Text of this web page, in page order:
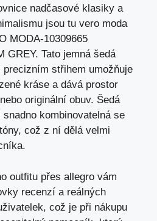
nadčasové klasiky a
jsou tu vero moda
MODA-10309665
GREY. Tato jemná šedá
precizním střihem umožňuje
kráse a dává prostor
originální obuv. Šedá
kombinovatelná se
což z ní dělá velmi
outfitu přes allegro vám
recenzí a reálných
což je při nákupu